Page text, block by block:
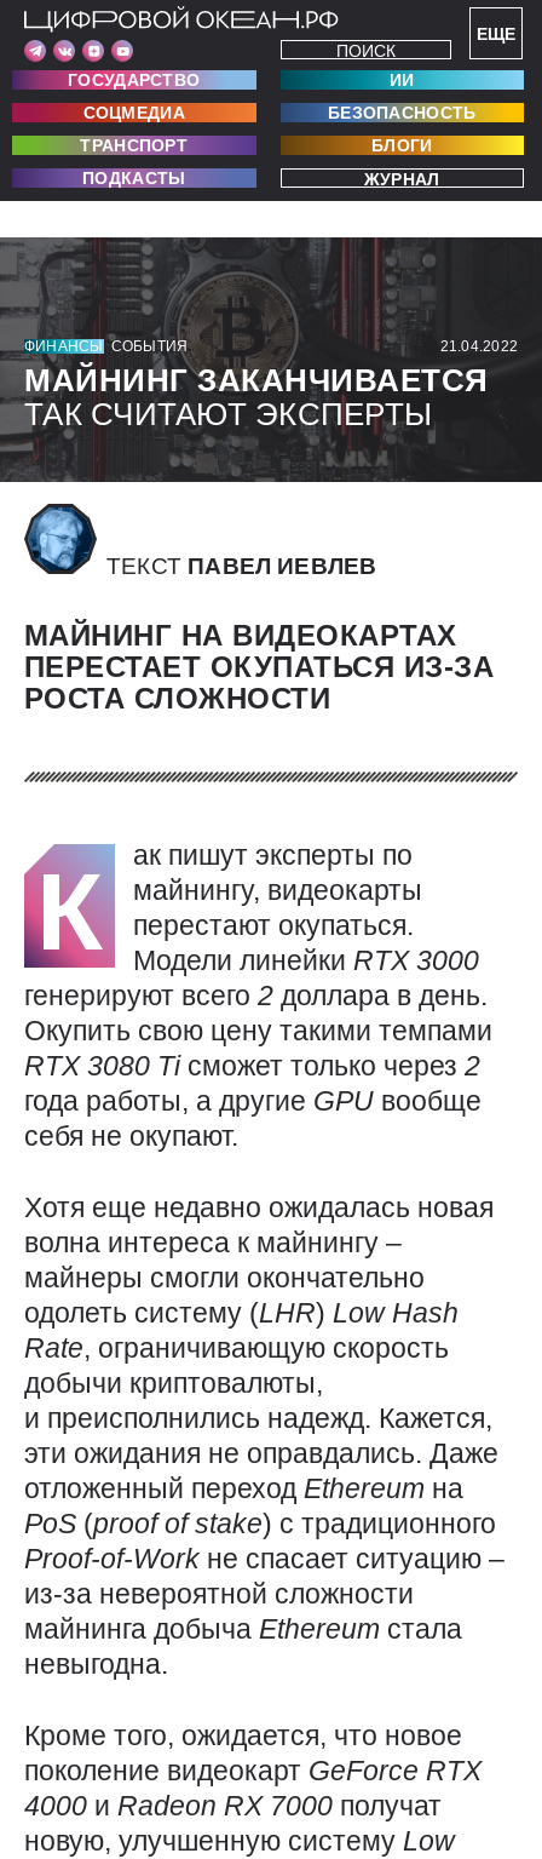
ЕЩЕ
ПОИСК
ГОСУДАРСТВО
ИИ
СОЦМЕДИА
БЕЗОПАСНОСТЬ
ТРАНСПОРТ
БЛОГИ
ПОДКАСТЫ
ЖУРНАЛ
ФИНАНСЫ СОБЫТИЯ 21.04.2022
МАЙНИНГ ЗАКАНЧИВАЕТСЯ
ТАК СЧИТАЮТ ЭКСПЕРТЫ
ТЕКСТ ПАВЕЛ ИЕВЛЕВ
МАЙНИНГ НА ВИДЕОКАРТАХ
ПЕРЕСТАЕТ ОКУПАТЬСЯ ИЗ-ЗА
РОСТА СЛОЖНОСТИ
К
ак пишут эксперты по
майнингу, видеокарты
перестают окупаться.
Модели линейки RTX 3000
генерируют всего 2 доллара в день.
Окупить свою цену такими темпами
RTX 3080 Ti сможет только через 2
года работы, а другие GPU вообще
себя не окупают.
Хотя еще недавно ожидалась новая
волна интереса к майнингу –
майнеры смогли окончательно
одолеть систему (LHR) Low Hash
Rate, ограничивающую скорость
добычи криптовалюты,
и преисполнились надежд. Кажется,
эти ожидания не оправдались. Даже
отложенный переход Ethereum на
PoS (proofofstake) с традиционного
Proof-of-Work не спасает ситуацию –
из-за невероятной сложности
майнинга добыча Ethereum стала
невыгодна.
Кроме того, ожидается, что новое
поколение видеокарт GeForce RTX
4000 и Radeon RX 7000 получат
новую, улучшенную систему Low